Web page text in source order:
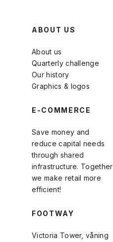
ABOUT US
About us
Quarterly challenge
Our history
Graphics & logos
E-COMMERCE
Save money and
reduce capital needs
through shared
infrastructure. Together
we make retail more
efficient!
FOOTWAY
Victoria Tower, våning